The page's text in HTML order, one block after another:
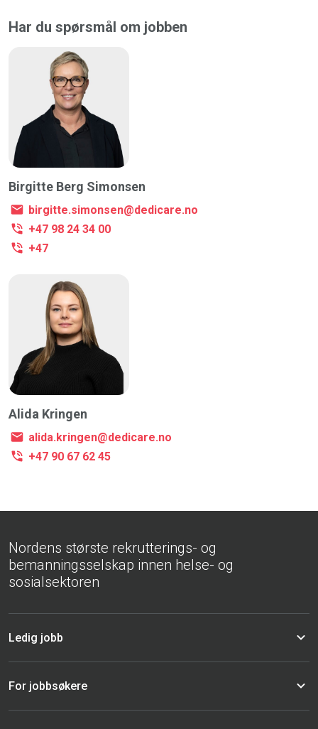
Har du spørsmål om jobben
Birgitte Berg Simonsen
birgitte.simonsen@dedicare.no
+47 98 24 34 00
+47
Alida Kringen
alida.kringen@dedicare.no
+47 90 67 62 45
Nordens største rekrutterings- og
bemanningsselskap innen helse- og
sosialsektoren
Ledig jobb
For jobbsøkere